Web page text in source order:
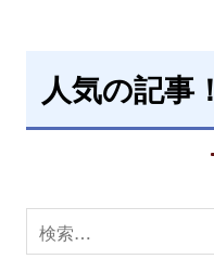
人気の記事！
検
索